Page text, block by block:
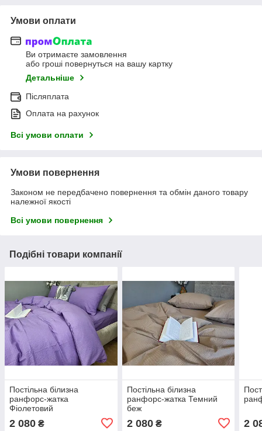
Умови оплати
Ви отримаєте замовлення
або гроші повернуться на вашу картку
Детальніше
Післяплата
Оплата на рахунок
Всі умови оплати
Умови повернення
Законом не передбачено повернення та обмін даного товару
належної якості
Всі умови повернення
Подібні товари компанії
Постільна білизна
ранфорс-жатка
Фіолетовий
2 080 ₴
Постільна білизна
ранфорс-жатка Темний
беж
2 080₴ 2